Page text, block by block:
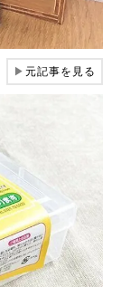
▶元記事を見る